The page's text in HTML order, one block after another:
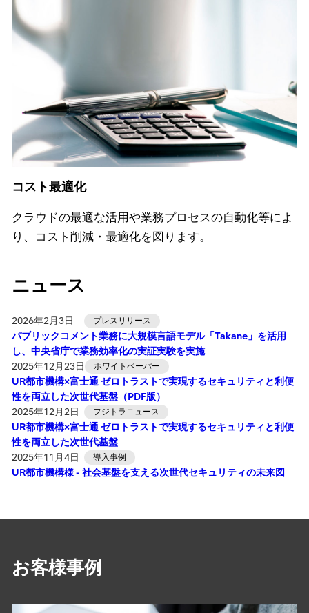
コスト最適化
クラウドの最適な活用や業務プロセスの自動化等によ
り、コスト削減・最適化を図ります。
ニュース
2026年2月3日 プレスリリース
パブリックコメント業務に大規模言語モデル「Takane」を活用
し、中央省庁で業務効率化の実証実験を実施
2025年12月23日
ホワイトペーパー
UR都市機構×富士通 ゼロトラストで実現するセキュリティと利便
性を両立した次世代基盤（PDF版）
2025年12月2日
フジトラニュース
UR都市機構×富士通 ゼロトラストで実現するセキュリティと利便
性を両立した次世代基盤
2025年11月4日
導入事例
UR都市機構様 - 社会基盤を支える次世代セキュリティの未来図
お客様事例